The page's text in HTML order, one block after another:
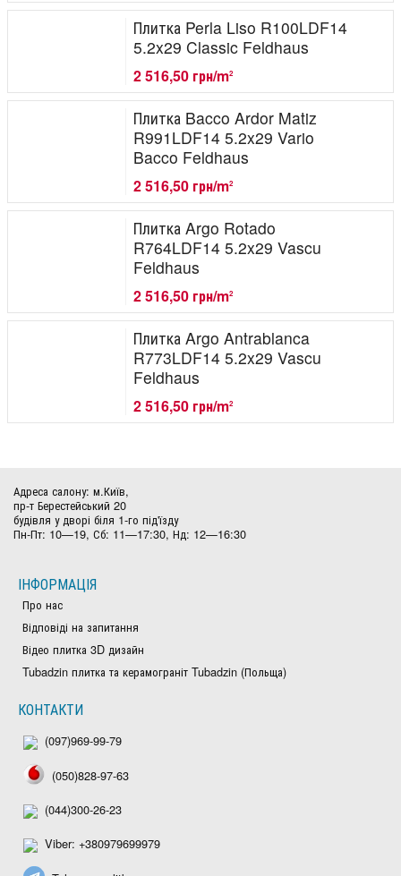
Плитка Perla Liso R100LDF14
5.2x29 Classic Feldhaus
2 516,50 грн/m2
Плитка Bacco Ardor Matiz
R991LDF14 5.2x29 Vario
Bacco Feldhaus
2 516,50 грн/m2
Плитка Argo Rotado
R764LDF14 5.2x29 Vascu
Feldhaus
2 516,50 грн/m2
Плитка Argo Antrablanca
R773LDF14 5.2x29 Vascu
Feldhaus
2 516,50 грн/m2
Адреса салону: м.Київ,
пр-т Берестейський 20
будівля у дворі біля 1-го під'їзду
Пн-Пт: 10—19, Сб: 11—17:30, Нд: 12—16:30
ІНФОРМАЦІЯ
Про нас
Відповіді на запитання
Відео плитка 3D дизайн
Tubadzin плитка та керамограніт Tubadzin (Польща)
КОНТАКТИ
(097)969-99-79
(050)828-97-63
(044)300-26-23
Viber: +380979699979